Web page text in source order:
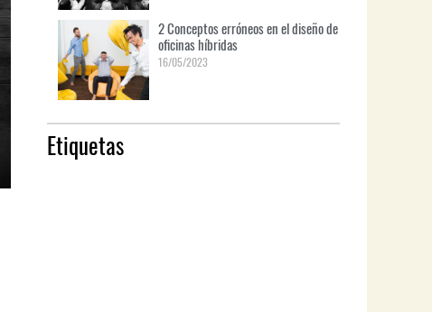
2 Conceptos erróneos en el diseño de
oficinas híbridas
16/05/2023
Etiquetas